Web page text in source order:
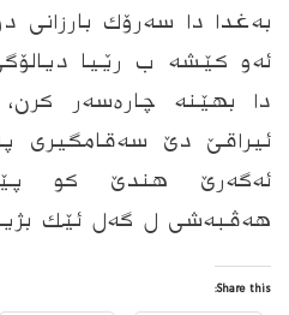
به‌غدا دا سەرۆك بارزانی
ئەو كێشە ب رێیا
دا بهێنه‌ چارەسەر
ئیراقێ دێ سەقامگیری
ئه‌گه‌رێ هندێ كو
هه‌ڤبەشی ل گەل ئێك
Share this: